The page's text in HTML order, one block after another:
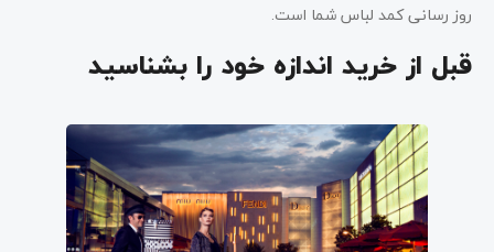
روز رسانی کمد لباس شما است.
قبل از خرید اندازه خود را بشناسید